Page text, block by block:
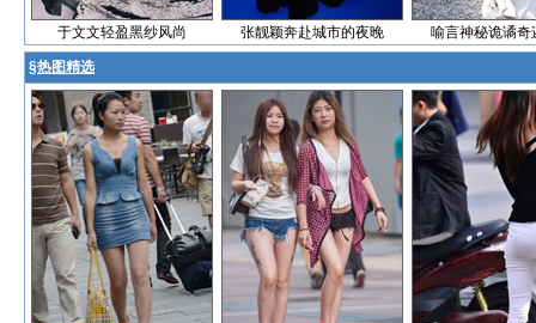
于文文轻盈黑纱风尚 张靓颖奔赴城市的夜晚 喻言神秘诡谲奇
§热图精选